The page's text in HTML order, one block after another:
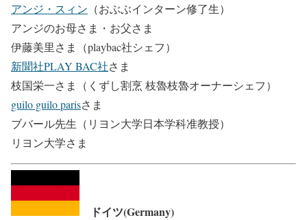
アンジ・スィン （おぶぶインターン修了生）
アンジのお母さま・お父さま
伊藤美里さま（playbac社シェフ）
新聞社PLAY BAC社さま
枝国栄一さま（くずし割烹 枝魯枝魯オーナーシェフ）
guilo guilo parisさま
ブバール先生（リヨン大学日本学科准教授）
リヨン大学さま
ドイツ(Germany)